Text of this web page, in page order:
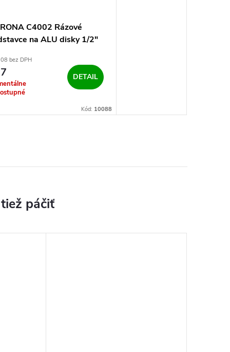
C4002 Rázové
na ALU disky 1/2"
bez DPH
DETAIL
Kód: 10088